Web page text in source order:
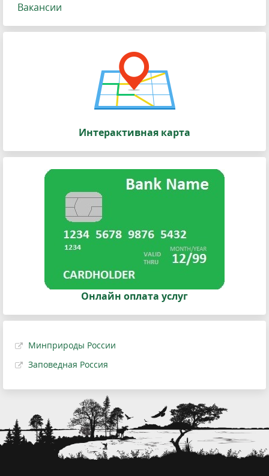
Вакансии
Интерактивная карта
Онлайн оплата услуг
Минприроды России
Заповедная Россия